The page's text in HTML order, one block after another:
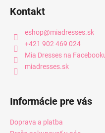
Kontakt
eshop@miadresses.sk
+421 902 469 024
Mia Dresses na
miadresses.sk
Informácie pre vás
Doprava a platba